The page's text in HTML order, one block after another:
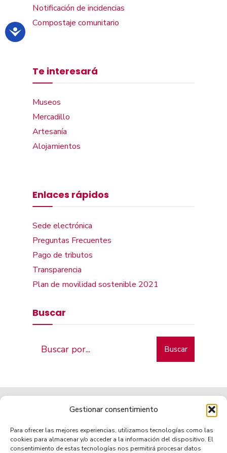
Gestionar consentimiento
Para ofrecer las mejores experiencias, utilizamos tecnologías como las
cookies para almacenar y/o acceder a la información del dispositivo. El
consentimiento de estas tecnologías nos permitirá procesar datos
Notificación de incidencias
Compostaje comunitario
Te interesará
Museos
Mercadillo
Artesanía
Alojamientos
Enlaces rápidos
Sede electrónica
Preguntas Frecuentes
Pago de tributos
Transparencia
Plan de movilidad sostenible 2021
Buscar
Buscar